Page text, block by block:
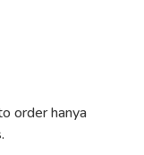
order hanya